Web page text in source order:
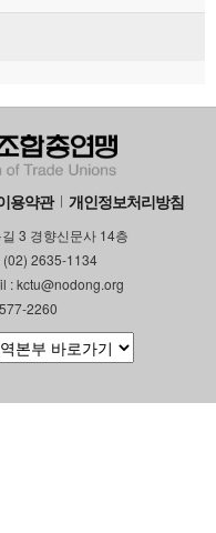
용약관 개인정보처리방침
3 경향신문사 14층
(02) 2635-1134
: kctu@nodong.org
2260